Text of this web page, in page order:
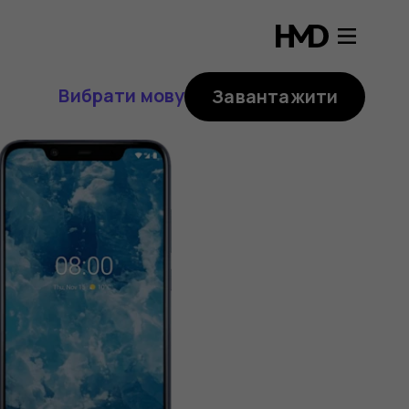
Вибрати мову Завантажити